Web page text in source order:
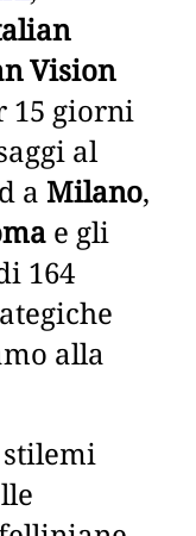
Vision
15 giorni
al
a Milano,
e gli
164
alla